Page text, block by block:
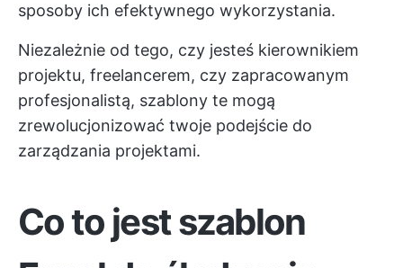
sposoby ich efektywnego wykorzystania.
Niezależnie od tego, czy jesteś kierownikiem
projektu, freelancerem, czy zapracowanym
profesjonalistą, szablony te mogą
zrewolucjonizować twoje podejście do
zarządzania projektami.
Co to jest szablon